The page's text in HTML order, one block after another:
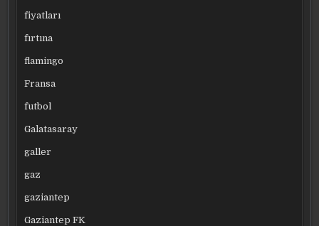
fiyatları
fırtına
flamingo
Fransa
futbol
Galatasaray
galler
gaz
gaziantep
Gaziantep FK